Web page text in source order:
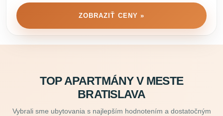
ZOBRAZIŤ CENY »
TOP APARTMÁNY V MESTE
BRATISLAVA
Vybrali sme ubytovania s najlepším hodnotením a dostatočným